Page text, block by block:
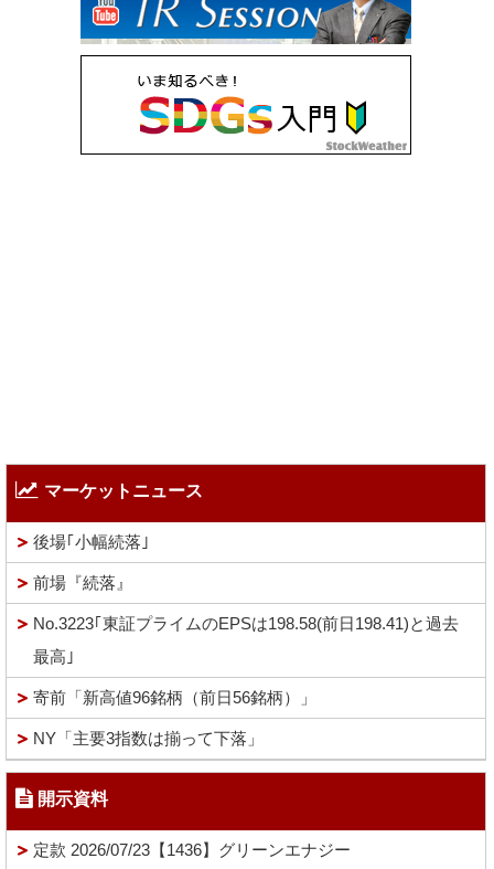
マーケットニュース
後場｢小幅続落｣
前場『続落』
No.3223｢東証プライムのEPSは198.58(前日198.41)と過去
最高｣
寄前「新高値96銘柄（前日56銘柄）」
NY「主要3指数は揃って下落」
開示資料
定款 2026/07/23【1436】グリーンエナジー